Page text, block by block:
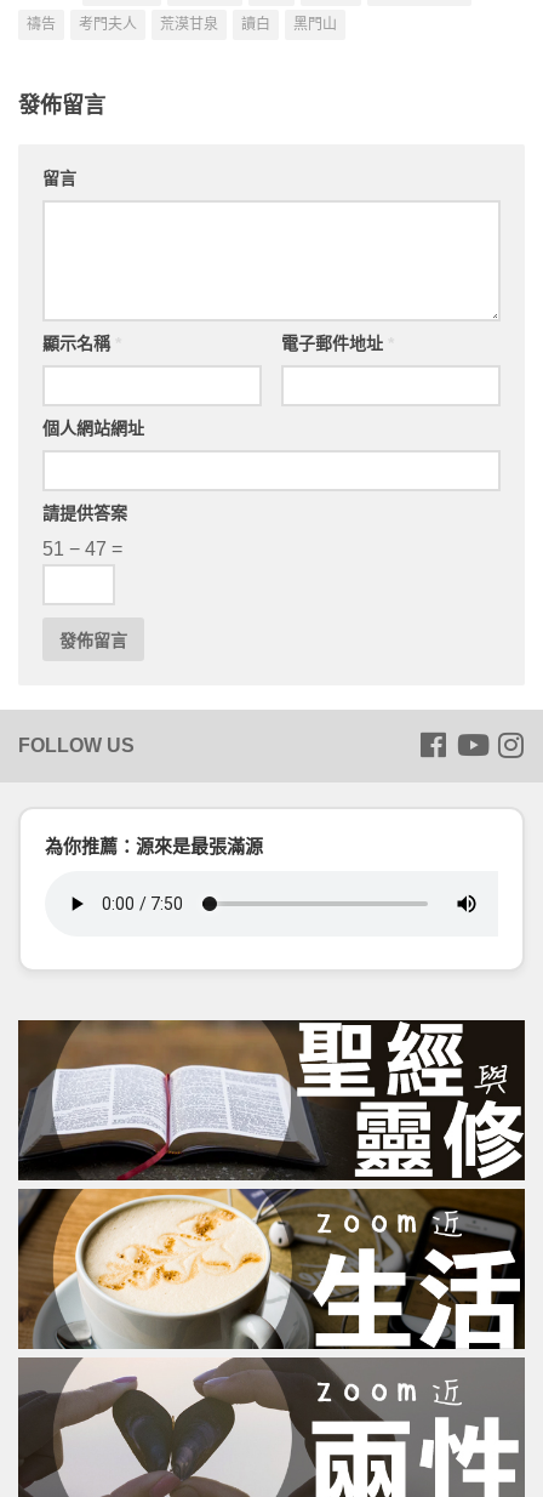
禱告
考門夫人 荒漠甘泉 讀白 黑門山
發佈留言
留言
顯示名稱 電子郵件地址
個人網站網址
請提供答案
51 − 47 =
為你推薦：源來是最張滿源